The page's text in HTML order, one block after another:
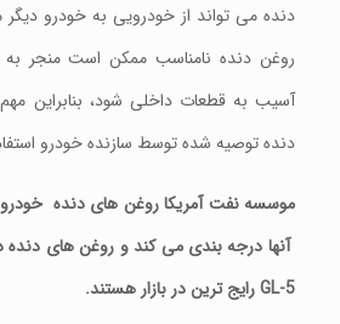
دنده می تواند از خودرویی به خودرو دیگر
روغن دنده نامناسب ممکن است منجر
آسیب به قطعات داخلی شود، بنابراین
دنده توصیه شده توسط سازنده خودرو
موسسه نفت آمریکا روغن های دنده خودرو
آنها درجه بندی می کند و روغن های
GL-5رایج ترین در بازار هستند.